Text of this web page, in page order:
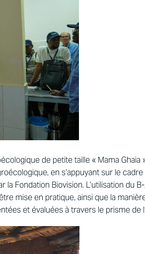
de petite taille « Mama Ghaia
en s’appuyant sur le cadre
Fondation Biovision. L’utilisation du
mise en pratique, ainsi que la
et évaluées à travers le prisme de